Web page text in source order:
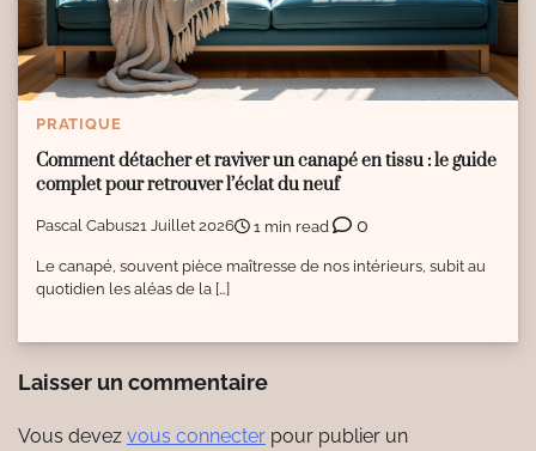
PRATIQUE
Comment détacher et raviver un canapé en tissu : le guide
complet pour retrouver l’éclat du neuf
Pascal Cabus21 Juillet 2026 1 min read 0
Le canapé, souvent pièce maîtresse de nos intérieurs, subit au
quotidien les aléas de la […]
Laisser un commentaire
Vous devez vous connecter pour publier un